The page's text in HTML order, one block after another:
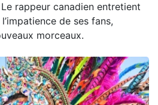
rappeur canadien entretient
de ses fans,
morceaux.